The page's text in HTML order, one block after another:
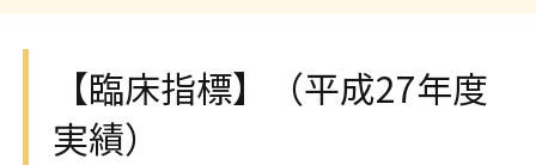
【臨床指標】（平成27年度
実績）